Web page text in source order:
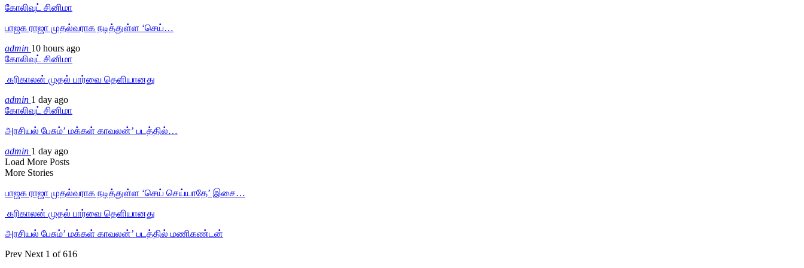
கோலிவுட் சினிமா
பாஜக ராஜா முதல்வராக நடித்துள்ள ‘செய்…
admin 10 hours ago
கோலிவுட் சினிமா
‎ கரிகாலன் முதல் பார்வை தெளியானது
admin 1 day ago
கோலிவுட் சினிமா
அரசியல் பேசும்’ மக்கள் காவலன்’ படத்தில்…
admin 1 day ago
Load More Posts
More Stories
பாஜக ராஜா முதல்வராக நடித்துள்ள ‘செய் செய்யாதே’ இசை…
‎ கரிகாலன் முதல் பார்வை தெளியானது
அரசியல் பேசும்’ மக்கள் காவலன்’ படத்தில் மணிகண்டன்
Prev Next 1 of 616